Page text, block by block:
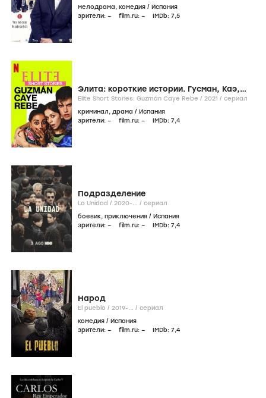
мелодрама, комедия / Испания
зрители: – film.ru: – IMDb: 7,5
Элита: короткие истории. Гусман, Каэ,
Ребека
Elite Short Stories: Guzmán Caye Rebe / 2021 / сериал
криминал, драма / Испания
зрители: – film.ru: – IMDb: 7,4
Подразделение
La Unidad / 2020-... / сериал
боевик, приключения / Испания
зрители: – film.ru: – IMDb: 7,4
Народ
El pueblo / 2019-... / сериал
комедия / Испания
зрители: – film.ru: – IMDb: 7,4